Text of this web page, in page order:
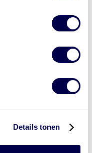
Details tonen